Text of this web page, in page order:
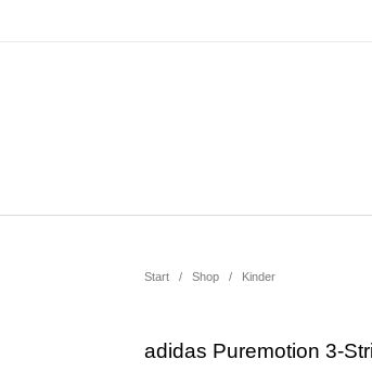
Start / Shop / Kinder
adidas Puremotion 3-